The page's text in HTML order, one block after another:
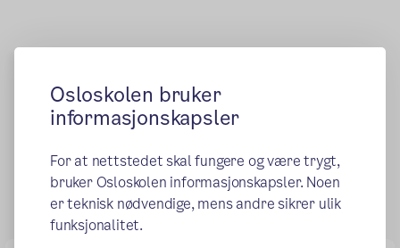
Osloskolen bruker
informasjonskapsler
For at nettstedet skal fungere og være trygt,
bruker Osloskolen informasjonskapsler. Noen
er teknisk nødvendige, mens andre sikrer ulik
funksjonalitet.